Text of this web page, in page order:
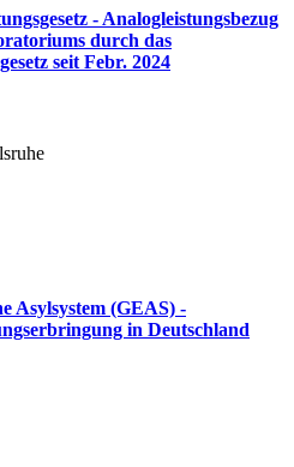
- Analogleistungsbezug
durch das
seit Febr. 2024
Asylsystem (GEAS) -
in Deutschland